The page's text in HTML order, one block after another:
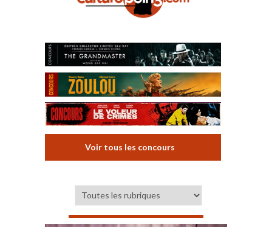
Voir tous les concours